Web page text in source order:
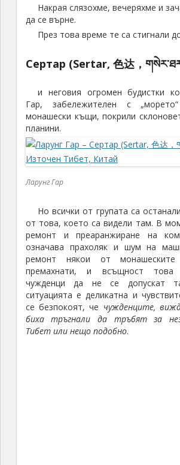
Накрая слязохме, вечеряхме и
да се върне.
През това време те са стигнали
Сертар (Sertar, 色达，
и неговия огромен будистки
Гар, забележителен с
монашески къщи, покрили
планини.
Ларунг Гар
Но всички от групата са
от това, което са видели там. В
ремонт и преаранжиране на
означава прахоляк и шум на
ремонт някои от
премахнати, и всъщност това
чужденци да не се допускат
ситуацията е деликатна и
се безпокоят, че чужденците,
биха тръгнали да тръбят за
Тибет или нещо подобно.